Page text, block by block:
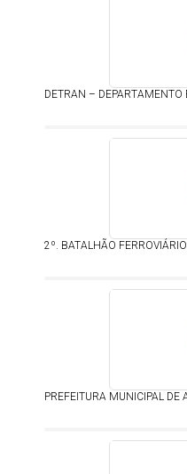
DETRAN – DEPARTAMENTO
2º. BATALHÃO
PREFEITURA MUNICIPAL DE